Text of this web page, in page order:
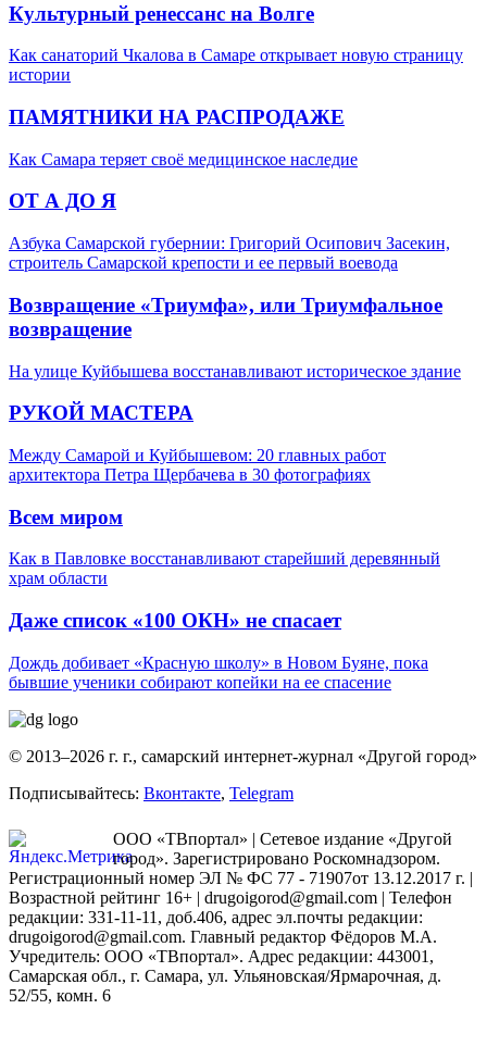
Культурный ренессанс на Волге
Как санаторий Чкалова в Самаре открывает новую страницу
истории
ПАМЯТНИКИ НА РАСПРОДАЖЕ
Как Самара теряет своё медицинское наследие
ОТ А ДО Я
Азбука Самарской губернии: Григорий Осипович Засекин,
строитель Самарской крепости и ее первый воевода
Возвращение «Триумфа», или Триумфальное
возвращение
На улице Куйбышева восстанавливают историческое здание
РУКОЙ МАСТЕРА
Между Самарой и Куйбышевом: 20 главных работ
архитектора Петра Щербачева в 30 фотографиях
Всем миром
Как в Павловке восстанавливают старейший деревянный
храм области
Даже список «100 ОКН» не спасает
Дождь добивает «Красную школу» в Новом Буяне, пока
бывшие ученики собирают копейки на ее спасение
© 2013–2026 г. г., самарский интернет-журнал «Другой город»
Подписывайтесь: Вконтакте, Telegram
ООО «ТВпортал» | Сетевое издание «Другой
город». Зарегистрировано Роскомнадзором.
Регистрационный номер ЭЛ № ФС 77 - 71907от 13.12.2017 г. |
Возрастной рейтинг 16+ | drugoigorod@gmail.com | Телефон
редакции: 331-11-11, доб.406, адрес эл.почты редакции:
drugoigorod@gmail.com. Главный редактор Фёдоров М.А.
Учредитель: ООО «ТВпортал». Адрес редакции: 443001,
Самарская обл., г. Самара, ул. Ульяновская/Ярмарочная, д.
52/55, комн. 6